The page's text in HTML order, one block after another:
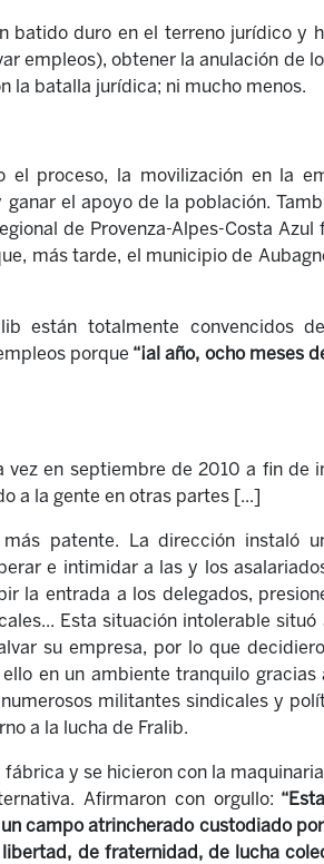
batido duro en el terreno jurídico y
empleos), obtener la anulación de
la batalla jurídica; ni mucho menos.
proceso, la movilización en la
el apoyo de la población.
de Provenza-Alpes-Costa
más tarde, el municipio de
están totalmente convencidos
porque “¡al año, ocho meses
en septiembre de 2010 a fin de
a la gente en otras partes [...]
patente. La dirección instaló
e intimidar a las y los
la entrada a los delegados,
Esta situación intolerable
su empresa, por lo que
en un ambiente tranquilo
militantes sindicales y
a la lucha de Fralib.
y se hicieron con la
Afirmaron con orgullo:
campo atrincherado custodiado
de fraternidad, de lucha